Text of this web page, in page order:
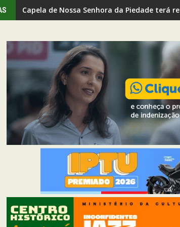
Capela de Nossa Senhora da Piedade terá